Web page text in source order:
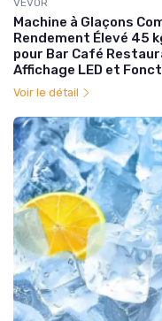
Machine à Glaçons
Rendement Élevé 45
pour Bar Café
Affichage LED et
Voir le détail